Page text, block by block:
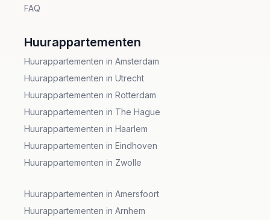
FAQ
Huurappartementen
Huurappartementen in Amsterdam
Huurappartementen in Utrecht
Huurappartementen in Rotterdam
Huurappartementen in The Hague
Huurappartementen in Haarlem
Huurappartementen in Eindhoven
Huurappartementen in Zwolle
Huurappartementen in Amersfoort
Huurappartementen in Arnhem